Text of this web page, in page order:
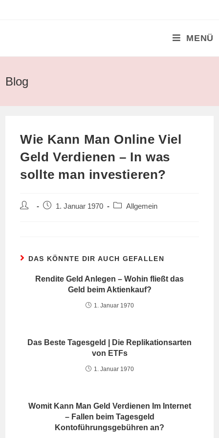
MENÜ
Blog
Wie Kann Man Online Viel
Geld Verdienen – In was
sollte man investieren?
Beitrags-Beitrag1. Januar 1970
Beitrags-
Allgemein
DAS KÖNNTE DIR AUCH GEFALLEN
Rendite Geld Anlegen – Wohin fließt das
Geld beim Aktienkauf?
1. Januar 1970
Das Beste Tagesgeld | Die Replikationsarten
von ETFs
1. Januar 1970
Womit Kann Man Geld Verdienen Im Internet
– Fallen beim Tagesgeld
Kontoführungsgebühren an?